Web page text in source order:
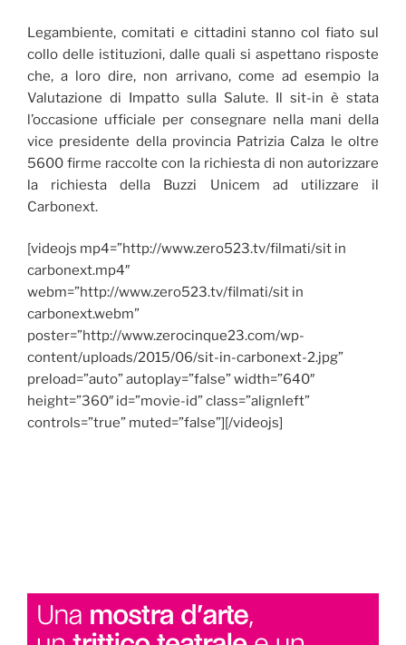
Legambiente, comitati e cittadini stanno col fiato sul
collo delle istituzioni, dalle quali si aspettano risposte
che, a loro dire, non arrivano, come ad esempio la
Valutazione di Impatto sulla Salute. Il sit-in è stata
l’occasione ufficiale per consegnare nella mani della
vice presidente della provincia Patrizia Calza le oltre
5600 firme raccolte con la richiesta di non autorizzare
la richiesta della Buzzi Unicem ad utilizzare il
Carbonext.
[videojs mp4=”http://www.zero523.tv/filmati/sit in
carbonext.mp4″
webm=”http://www.zero523.tv/filmati/sit in
carbonext.webm”
poster=”http://www.zerocinque23.com/wp-
content/uploads/2015/06/sit-in-carbonext-2.jpg”
preload=”auto” autoplay=”false” width=”640″
height=”360″ id=”movie-id” class=”alignleft”
controls=”true” muted=”false”][/videojs]